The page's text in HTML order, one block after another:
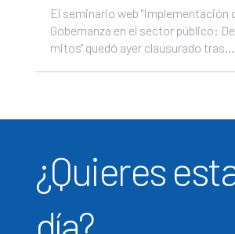
El seminario web "Implementación
Gobernanza en el sector público:
mitos" quedó ayer clausurado tras...
¿Quieres